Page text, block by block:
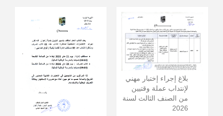
بلاغ إجراء إختبار مهني
لإنتداب عملة وقتيين
من الصنف الثالث لسنة
2026